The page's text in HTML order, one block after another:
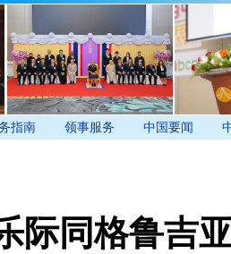
指南 领事服务 中国要闻
际同格鲁吉